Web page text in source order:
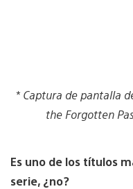
* Captura de pantalla
the Forgotten
Es uno de los títulos
serie, ¿no?